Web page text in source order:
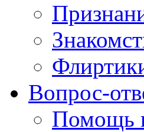
Вопрос-
Помощь